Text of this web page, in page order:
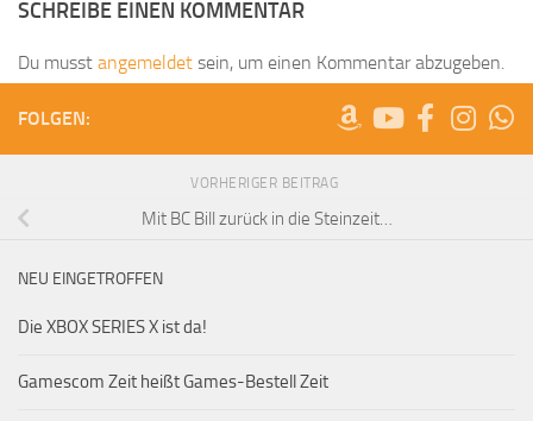
SCHREIBE EINEN KOMMENTAR
Du musst angemeldet sein, um einen Kommentar abzugeben.
FOLGEN:
VORHERIGER BEITRAG
Mit BC Bill zurück in die Steinzeit…
NEU EINGETROFFEN
Die XBOX SERIES X ist da!
Gamescom Zeit heißt Games-Bestell Zeit